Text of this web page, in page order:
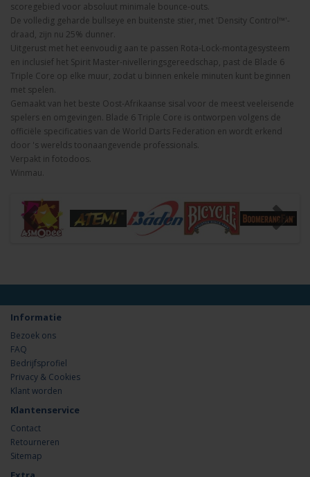
scoregebied voor absoluut minimale bounce-outs.
De volledig geharde bullseye en buitenste stier, met 'Density Control™'-
draad, zijn nu 25% dunner.
Uitgerust met het eenvoudig aan te passen Rota-Lock-montagesysteem
en inclusief het Spirit Master-nivelleringsgereedschap, past de Blade 6
Triple Core op elke muur, zodat u binnen enkele minuten kunt beginnen
met spelen.
Gemaakt van het beste Oost-Afrikaanse sisal voor de meest veeleisende
spelers en omgevingen. Blade 6 Triple Core is ontworpen volgens de
officiële specificaties van de World Darts Federation en wordt erkend
door 's werelds toonaangevende professionals.
Verpakt in fotodoos.
Winmau.
Informatie
Bezoek ons
FAQ
Bedrijfsprofiel
Privacy & Cookies
Klant worden
Klantenservice
Contact
Retourneren
Sitemap